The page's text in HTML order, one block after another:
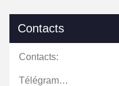
Contacts
Contacts:
Télégramme: